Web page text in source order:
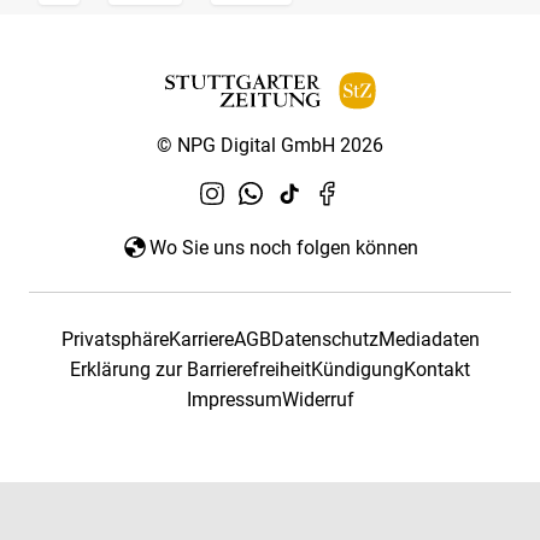
© NPG Digital GmbH 2026
Wo Sie uns noch folgen können
PrivatsphäreKarriereAGBDatenschutzMediadaten
Erklärung zur BarrierefreiheitKündigungKontakt
ImpressumWiderruf